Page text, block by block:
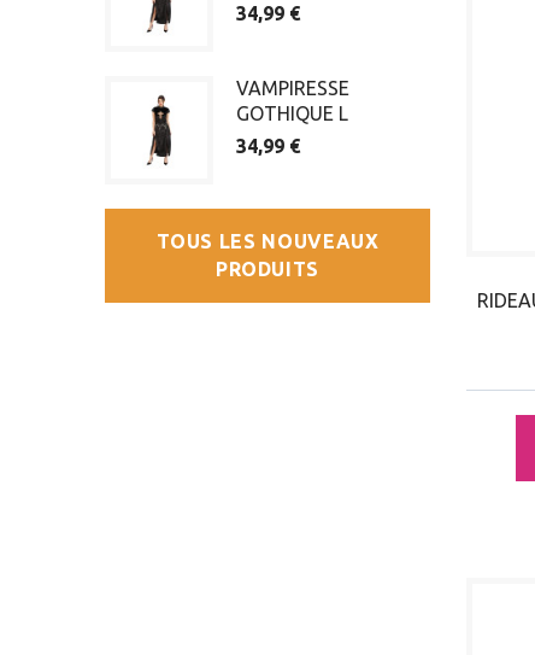
34,99 €
VAMPIRESSE
GOTHIQUE L
34,99 €
TOUS LES NOUVEAUX
PRODUITS